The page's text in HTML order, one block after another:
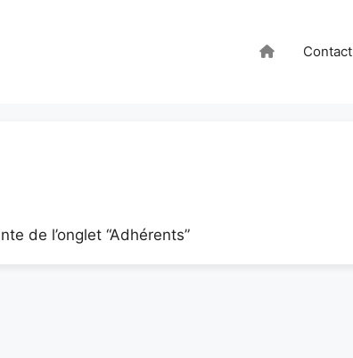
Contact
de l’onglet “Adhérents”